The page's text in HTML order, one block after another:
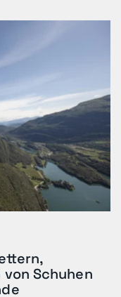
Schuhen